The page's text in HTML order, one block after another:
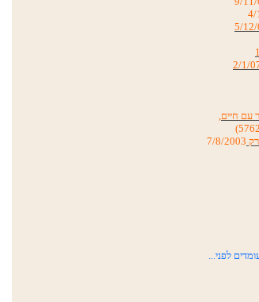
7/8/2003
לפני...